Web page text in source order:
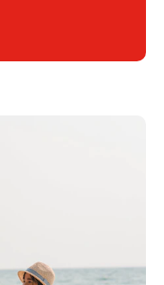
Bakteri-bakteri